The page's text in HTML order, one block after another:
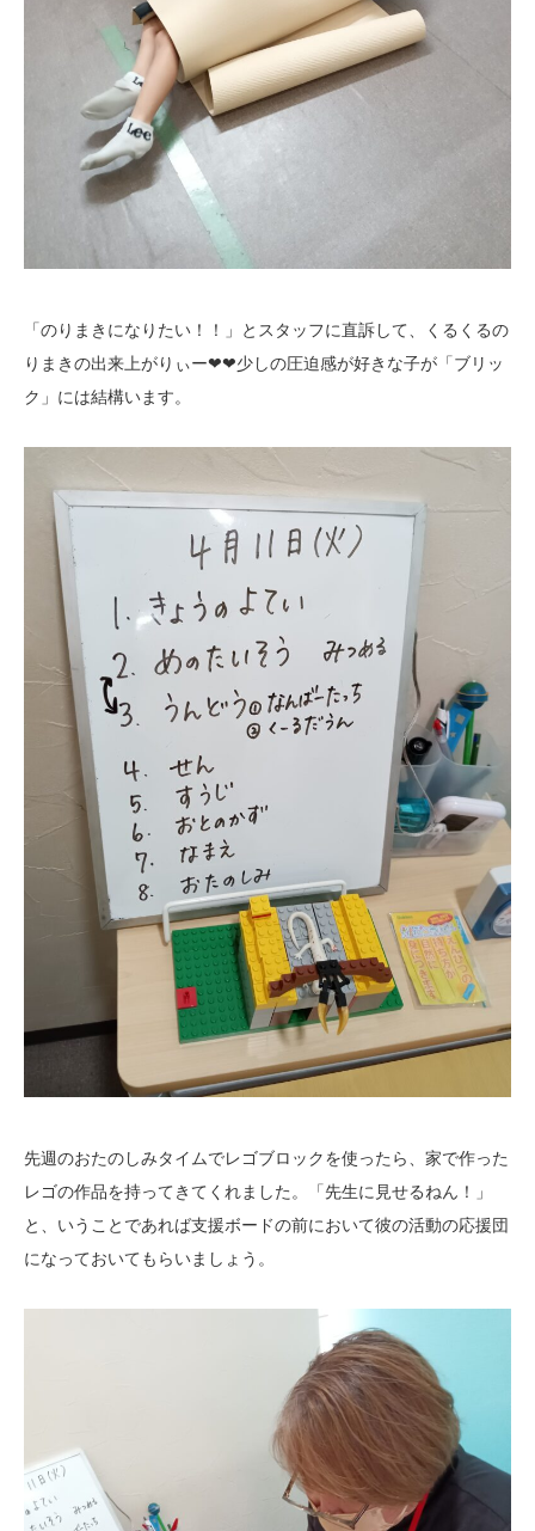
「のりまきになりたい！！」とスタッフに直訴して、くるくるの
りまきの出来上がりぃー❤❤少しの圧迫感が好きな子が「ブリッ
ク」には結構います。
先週のおたのしみタイムでレゴブロックを使ったら、家で作った
レゴの作品を持ってきてくれました。「先生に見せるねん！」
と、いうことであれば支援ボードの前において彼の活動の応援団
になっておいてもらいましょう。